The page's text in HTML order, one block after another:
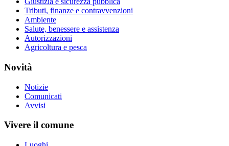
Tributi, finanze e contravvenzioni
Ambiente
Salute, benessere e assistenza
Autorizzazioni
Agricoltura e pesca
Novità
Notizie
Comunicati
Avvisi
Vivere il comune